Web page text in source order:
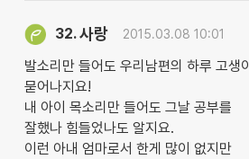
32.사랑 2015.03.08 10:01
발소리만 들어도 우리남편의 하루 고생이
묻어나지요!
내 아이 목소리만 들어도 그날 공부를
잘했나 힘들었나도 알지요.
이런 아내 엄마로서 한게 많이 없지만